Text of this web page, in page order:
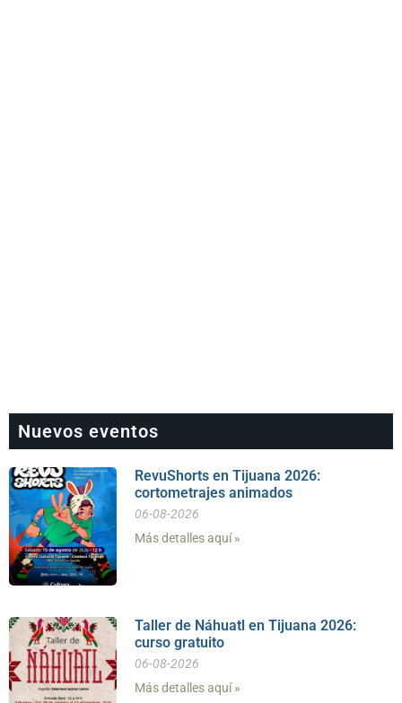
Nuevos eventos
RevuShorts en Tijuana 2026:
cortometrajes animados
06-08-2026
Más detalles aquí »
Taller de Náhuatl en Tijuana 2026:
curso gratuito
06-08-2026
Más detalles aquí »